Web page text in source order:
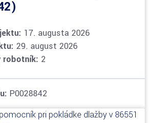
17. augusta 2026
29. august 2026
robotník: 2
P0028842